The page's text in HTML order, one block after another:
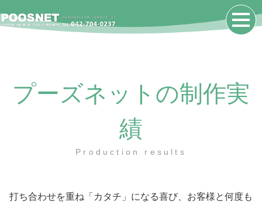
プーズネットの制作実
績
Production results
打ち合わせを重ね「カタチ」になる喜び、お客様と何度も